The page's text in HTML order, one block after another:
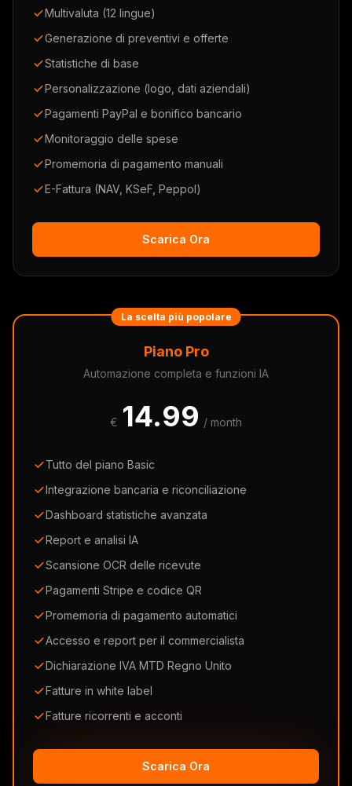
Multivaluta (12 lingue)
Generazione di preventivi e offerte
Statistiche di base
Personalizzazione (logo, dati aziendali)
Pagamenti PayPal e bonifico bancario
Monitoraggio delle spese
Promemoria di pagamento manuali
E-Fattura (NAV, KSeF, Peppol)
Scarica Ora
La scelta più popolare
Piano Pro
Automazione completa e funzioni IA
€ 14.99 / month
Tutto del piano Basic
Integrazione bancaria e riconciliazione
Dashboard statistiche avanzata
Report e analisi IA
Scansione OCR delle ricevute
Pagamenti Stripe e codice QR
Promemoria di pagamento automatici
Accesso e report per il commercialista
Dichiarazione IVA MTD Regno Unito
Fatture in white label
Fatture ricorrenti e acconti
Scarica Ora